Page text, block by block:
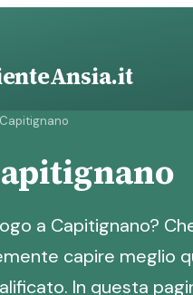
Capitignano
a Capitignano?
capire meglio
In questa